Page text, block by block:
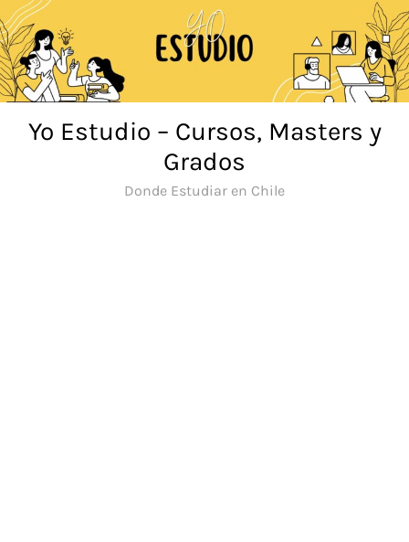
Saltar
al
contenido
Yo Estudio – Cursos, Masters y
Grados
Donde Estudiar en Chile